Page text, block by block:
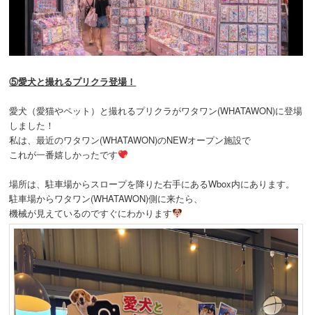
⑤愛犬と撮れるプリクラ登場！
愛犬（愛猫やペット）と撮れるプリクラがワタワン(WHATAWON)に登場
しました！
私は、最近のワタワン(WHATAWON)のNEWオープン施設で
これが一番嬉しかったです
場所は、駐車場からスロープを降りた右手にあるWbox内にあります。
駐車場からワタワン(WHATAWON)側に来たら、
機械が見えているのですぐにわかります